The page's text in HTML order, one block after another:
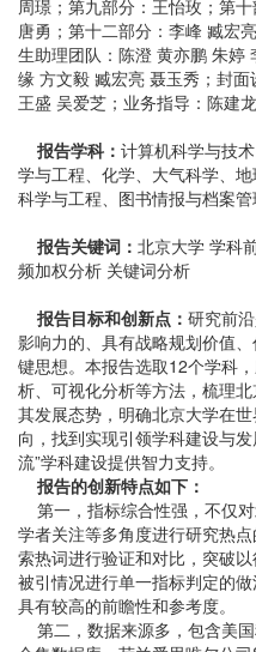
周璟；第九部分：王怡玫；第
唐勇；第十二部分：李峰 臧宏
生助理团队：陈澄 黄亦鹏 朱婷
缘 方文毅 臧宏亮 聂玉秀；封
王盛 吴爱芝；业务指导：陈建
报告学科： 计算机科学与技
学与工程、化学、大气科学、
科学与工程、图书情报与档案
报告关键词： 北京大学 学科
频加权分析 关键词分析
报告目标和创新点： 研究前
影响力的、具有战略规划价值
键思想。本报告选取12个学科
析、可视化分析等方法，梳理
其发展态势，明确北京大学在
向，找到实现引领学科建设与
流”学科建设提供智力支持。
报告的创新特点如下：
第一，指标综合性强，不仅对
学者关注等多角度进行研究热
索热词进行验证和对比，突破
被引情况进行单一指标判定的
具有较高的前瞻性和参考度。
第二，数据来源多，包含美